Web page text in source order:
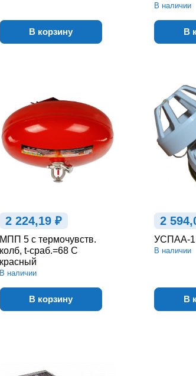
В корзину
В наличии
В
2 224,19 ₽
МПП 5 с термочувств.
колб, t-сраб.=68 С
красный
В наличии
В корзину
2
УСПАА-1
В наличии
В